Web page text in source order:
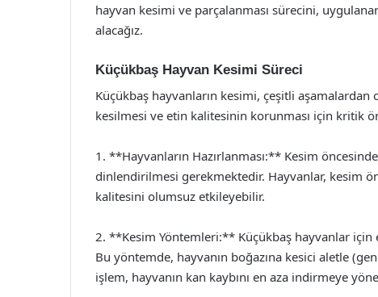
hayvan kesimi ve parçalanması sürecini,
alacağız.
Küçükbaş Hayvan Kesimi Süreci
Küçükbaş hayvanların kesimi, çeşitli aşamalardan
kesilmesi ve etin kalitesinin korunması için kritik
1. **Hayvanların Hazırlanması:** Kesim
dinlendirilmesi gerekmektedir. Hayvanlar, kesim
kalitesini olumsuz etkileyebilir.
2. **Kesim Yöntemleri:** Küçükbaş hayvanlar
Bu yöntemde, hayvanın boğazına kesici aletle
işlem, hayvanın kan kaybını en aza indirmeye